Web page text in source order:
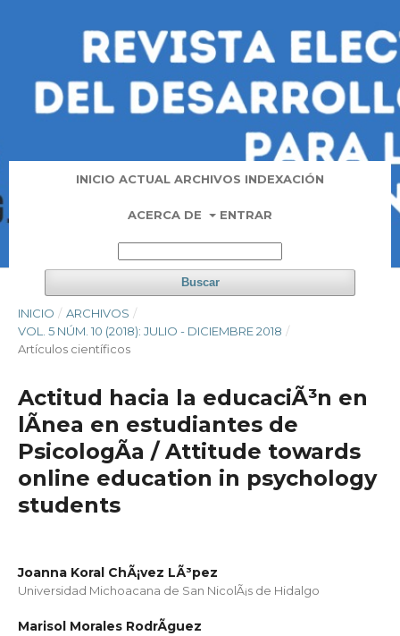
INICIO ACTUAL ARCHIVOS INDEXACIÓN
ACERCA DE ENTRAR
Buscar
INICIO / ARCHIVOS /
VOL. 5 NÚM. 10 (2018): JULIO - DICIEMBRE 2018 /
Artí­culos científicos
Actitud hacia la educaciÃ³n en
lÃ­nea en estudiantes de
PsicologÃ­a / Attitude towards
online education in psychology
students
Joanna Koral ChÃ¡vez LÃ³pez
Universidad Michoacana de San NicolÃ¡s de Hidalgo
Marisol Morales RodrÃ­guez